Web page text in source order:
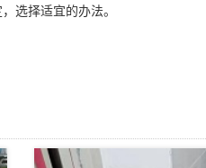
选择适宜的办法。